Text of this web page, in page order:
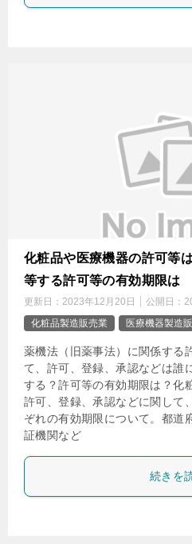
化粧品や医療機器の許可等
等する許可等の有効期限は
更新日： 2023年12月20日 公開日：
化粧品製造販売業
医療機器製造
薬機法（旧薬事法）に関係する
て、許可、登録、承認などは誰
する？許可等の有効期限は？化
許可、登録、承認などに関して
ぞれの有効期限について。都道
証機関など
続きを